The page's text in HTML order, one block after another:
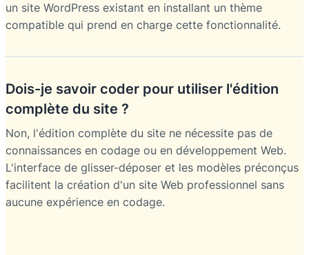
un site WordPress existant en installant un thème
compatible qui prend en charge cette fonctionnalité.
Dois-je savoir coder pour utiliser l'édition
complète du site ?
Non, l'édition complète du site ne nécessite pas de
connaissances en codage ou en développement Web.
L'interface de glisser-déposer et les modèles préconçus
facilitent la création d'un site Web professionnel sans
aucune expérience en codage.